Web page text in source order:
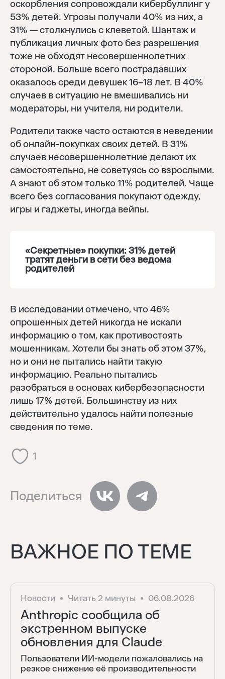
оскорбления сопровождали кибербуллинг у
53% детей. Угрозы получали 40% из них, а
31% — столкнулись с клеветой. Шантаж и
публикация личных фото без разрешения
тоже не обходят несовершеннолетних
стороной. Больше всего пострадавших
оказалось среди девушек 16–18 лет. В 40%
случаев в ситуацию не вмешивались ни
модераторы, ни учителя, ни родители.
Родители также часто остаются в неведении
об онлайн-покупках своих детей. В 31%
случаев несовершеннолетние делают их
самостоятельно, не советуясь со взрослыми.
А знают об этом только 11% родителей. Чаще
всего без согласования покупают одежду,
игры и гаджеты, иногда вейпы.
«Секретные» покупки: 31% детей
тратят деньги в сети без ведома
родителей
В исследовании отмечено, что 46%
опрошенных детей никогда не искали
информацию о том, как противостоять
мошенникам. Хотели бы знать об этом 37%,
но и они не пытались найти такую
информацию. Реально пытались
разобраться в основах кибербезопасности
лишь 17% детей. Большинству из них
действительно удалось найти полезные
сведения по теме.
1
Поделиться
ВАЖНОЕ ПО ТЕМЕ
Новости Читать 2 минуты 06.08.2026
Anthropic сообщила об
экстренном выпуске
обновления для Claude
Пользователи ИИ-модели пожаловались на
резкое снижение её производительности
Забыли пароль?
Отправить